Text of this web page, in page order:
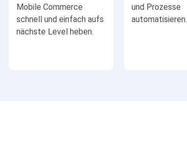
Mobile Commerce
schnell und einfach aufs
nächste Level heben.
und Prozesse
automatisieren.